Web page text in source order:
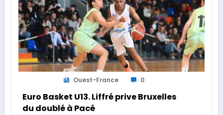
Ouest-France 0
Euro Basket U13. Liffré prive Bruxelles
du doublé à Pacé